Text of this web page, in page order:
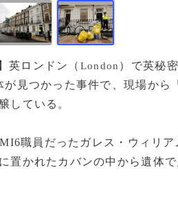
英ロンドン（ London ）で英秘
が見つかった事件で、現場か
している。
職員だったガレス・ウィリア
置かれたカバンの中から遺体